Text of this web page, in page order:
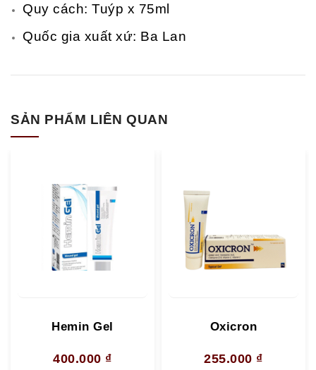
Quy cách: Tuýp x 75ml
Quốc gia xuất xứ: Ba Lan
SẢN PHẨM LIÊN QUAN
Hemin Gel
400.000 ₫
Oxicron
255.000 ₫